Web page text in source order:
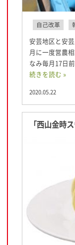
自己改革
安芸地区と安
月に一度営農
なみ毎月17日
続きを読む »
2020.05.22
「西山金時